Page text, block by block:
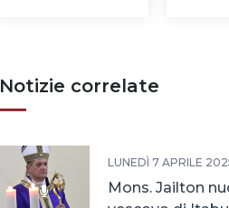
Notizie correlate
LUNEDÌ 7 APRILE
Mons. Jailton